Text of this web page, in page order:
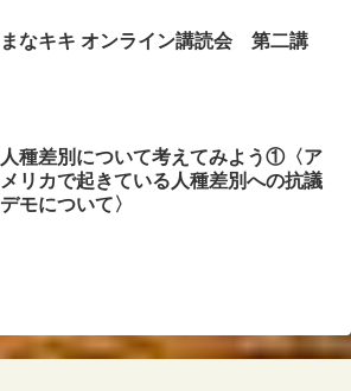
まなキキ オンライン講読会 第二講
人種差別について考えてみよう①〈ア
メリカで起きている人種差別への抗議
デモについて〉